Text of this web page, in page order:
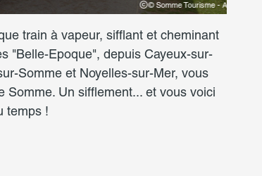
© Somme Tourisme - AB
train à vapeur, sifflant et cheminant
"Belle-Epoque", depuis Cayeux-sur-
Somme et Noyelles-sur-Mer, vous
Somme. Un sifflement... et vous voici
temps !